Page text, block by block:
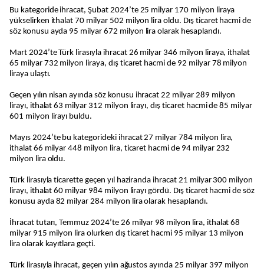
Bu kategoride ihracat, Şubat 2024’te 25 milyar 170 milyon liraya
yükselirken ithalat 70 milyar 502 milyon lira oldu. Dış ticaret hacmi de
söz konusu ayda 95 milyar 672 milyon lira olarak hesaplandı.
Mart 2024’te Türk lirasıyla ihracat 26 milyar 346 milyon liraya, ithalat
65 milyar 732 milyon liraya, dış ticaret hacmi de 92 milyar 78 milyon
liraya ulaştı.
Geçen yılın nisan ayında söz konusu ihracat 22 milyar 289 milyon
lirayı, ithalat 63 milyar 312 milyon lirayı, dış ticaret hacmi de 85 milyar
601 milyon lirayı buldu.
Mayıs 2024’te bu kategorideki ihracat 27 milyar 784 milyon lira,
ithalat 66 milyar 448 milyon lira, ticaret hacmi de 94 milyar 232
milyon lira oldu.
Türk lirasıyla ticarette geçen yıl haziranda ihracat 21 milyar 300 milyon
lirayı, ithalat 60 milyar 984 milyon lirayı gördü. Dış ticaret hacmi de söz
konusu ayda 82 milyar 284 milyon lira olarak hesaplandı.
İhracat tutarı, Temmuz 2024’te 26 milyar 98 milyon lira, ithalat 68
milyar 915 milyon lira olurken dış ticaret hacmi 95 milyar 13 milyon
lira olarak kayıtlara geçti.
Türk lirasıyla ihracat, geçen yılın ağustos ayında 25 milyar 397 milyon